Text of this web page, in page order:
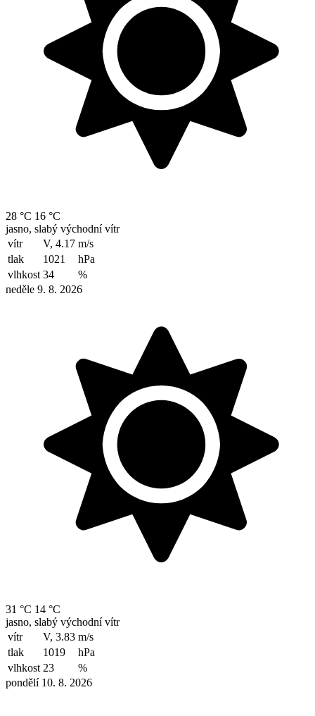
28 °C 16 °C
jasno, slabý východní vítr
vítr
V, 4.17 m/s
tlak
1021
hPa
vlhkost 34
%
neděle 9. 8. 2026
31 °C 14 °C
jasno, slabý východní vítr
vítr
V, 3.83 m/s
tlak
1019
hPa
vlhkost 23
%
pondělí 10. 8. 2026